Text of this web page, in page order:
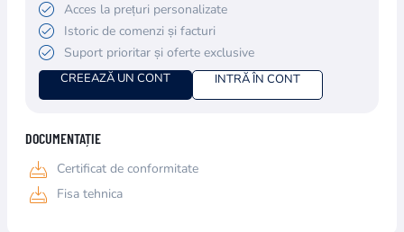
Acces la prețuri personalizate
Istoric de comenzi și facturi
Suport prioritar și oferte exclusive
CREEAZĂ UN CONT INTRĂ ÎN CONT
DOCUMENTAȚIE
Certificat de conformitate
Fisa tehnica